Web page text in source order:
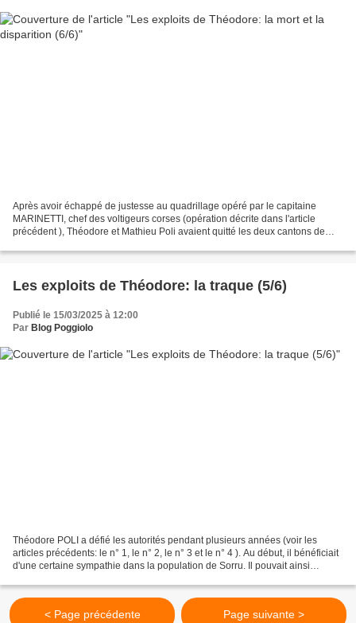
Après avoir échappé de justesse au quadrillage opéré par le capitaine
MARINETTI, chef des voltigeurs corses (opération décrite dans l'article
précédent ), Théodore et Mathieu Poli avaient quitté les deux cantons de
Les exploits de Théodore: la traque (5/6)
Publié le 15/03/2025 à 12:00
Par Blog Poggiolo
Théodore POLI a défié les autorités pendant plusieurs années (voir les
articles précédents: le n° 1, le n° 2, le n° 3 et le n° 4 ). Au début, il bénéficiait
d'une certaine sympathie dans la population de Sorru. Il pouvait ainsi
< Page précédente Page suivante >